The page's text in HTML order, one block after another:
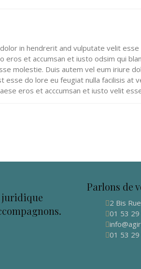
in hendrerit and vulputate velit
eros et accumsan et iusto odsim qui
molestie. Duis autem vel eum iriure
esse do lore eu feugiat nulla facilisis at
eros et acccumsan et iusto velit
juridique
Parlons de
2 Bis
01 53
01 53